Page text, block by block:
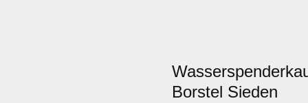
Borstel Sieden